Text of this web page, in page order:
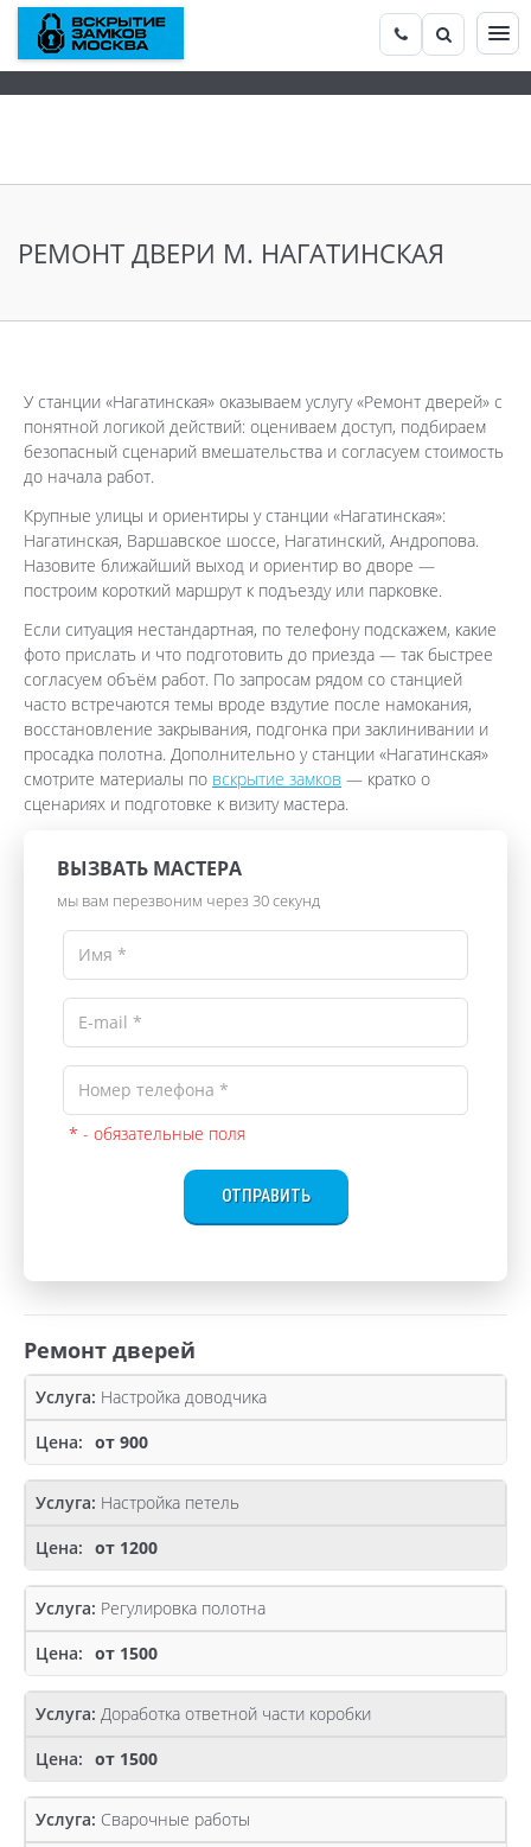
РЕМОНТ ДВЕРИ М. НАГАТИНСКАЯ
У станции «Нагатинская» оказываем услугу «Ремонт дверей» с
понятной логикой действий: оцениваем доступ, подбираем
безопасный сценарий вмешательства и согласуем стоимость
до начала работ.
Крупные улицы и ориентиры у станции «Нагатинская»:
Нагатинская, Варшавское шоссе, Нагатинский, Андропова.
Назовите ближайший выход и ориентир во дворе —
построим короткий маршрут к подъезду или парковке.
Если ситуация нестандартная, по телефону подскажем, какие
фото прислать и что подготовить до приезда — так быстрее
согласуем объём работ. По запросам рядом со станцией
часто встречаются темы вроде вздутие после намокания,
восстановление закрывания, подгонка при заклинивании и
просадка полотна. Дополнительно у станции «Нагатинская»
смотрите материалы по вскрытие замков — кратко о
сценариях и подготовке к визиту мастера.
ВЫЗВАТЬ МАСТЕРА
мы вам перезвоним через 30 секунд
* - обязательные поля
ОТПРАВИТЬ
Ремонт дверей
Настройка доводчика
от 900
Настройка петель
от 1200
Регулировка полотна
от 1500
Доработка ответной части коробки
от 1500
Сварочные работы